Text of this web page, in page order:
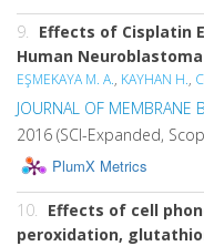
9. Effects of Cisplatin
Human Neuroblastoma
EŞMEKAYA M. A., KAYHAN H.,
JOURNAL OF MEMBRANE
2016 (SCI-Expanded,
PlumX Metrics
10. Effects of cell
peroxidation,